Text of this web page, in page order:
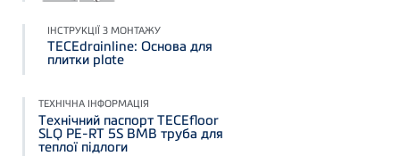
ІНСТРУКЦІЇ З МОНТАЖУ
TECEdrainline: Основа для
плитки plate
ТЕХНІЧНА ІНФОРМАЦІЯ
Технічний паспорт TECEfloor
SLQ PE-RT 5S BMB труба для
теплої підлоги